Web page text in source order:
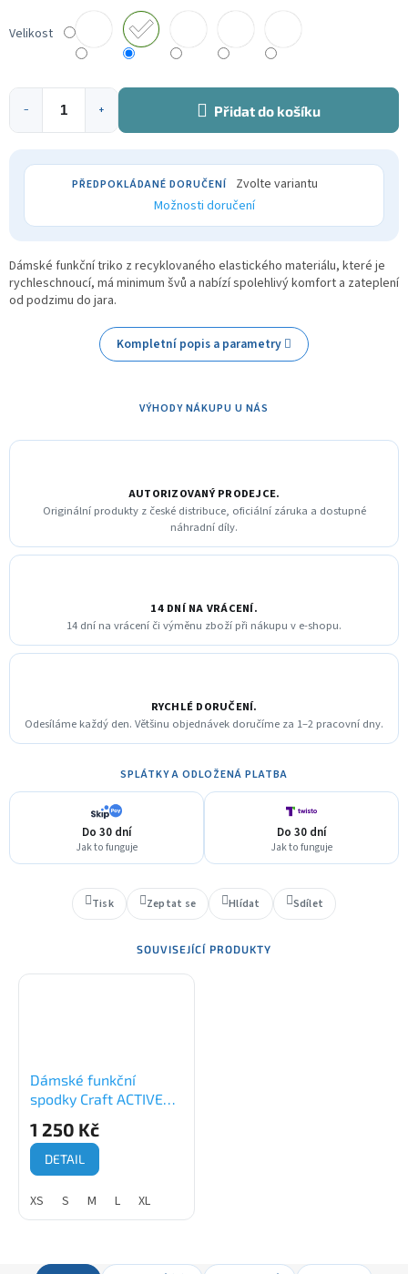
Velikost
+
− Přidat do košíku
Zvolte variantu
Možnosti doručení
Dámské funkční triko z recyklovaného elastického materiálu, které je
rychleschnoucí, má minimum švů a nabízí spolehlivý komfort a zateplení
od podzimu do jara.
Kompletní popis a parametry
VÝHODY NÁKUPU U NÁS
AUTORIZOVANÝ PRODEJCE.
Originální produkty z české distribuce, oficiální záruka a dostupné
náhradní díly.
14 DNÍ NA VRÁCENÍ.
14 dní na vrácení či výměnu zboží při nákupu v e-shopu.
RYCHLÉ DORUČENÍ.
Odesíláme každý den. Většinu objednávek doručíme za 1–2 pracovní dny.
SPLÁTKY A ODLOŽENÁ PLATBA
Do 30 dní
Jak to funguje
Do 30 dní
Jak to funguje
Tisk Zeptat se Hlídat Sdílet
SOUVISEJÍCÍ PRODUKTY
Dámské funkční
spodky Craft ACTIVE
1 250 Kč
DETAIL
XS S M L XL